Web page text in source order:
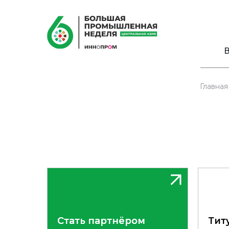
Главная
Стать партнёром
Стать партнёром